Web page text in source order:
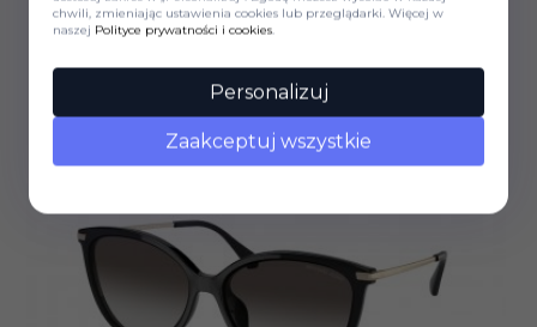
30058G 52 ROZMIAR M
chwili, zmieniając ustawienia cookies lub przeglądarki. Więcej w
naszej Polityce prywatności i cookies.
Personalizuj
Zaakceptuj wszystkie